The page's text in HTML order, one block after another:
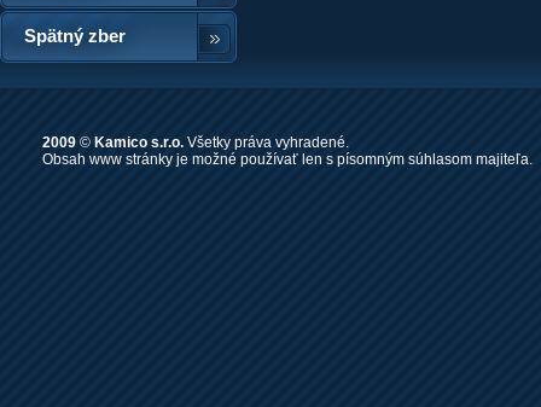
Spätný zber
2009 © Kamico s.r.o. Všetky práva vyhradené.
Obsah www stránky je možné používať len s písomným súhlasom majiteľa.